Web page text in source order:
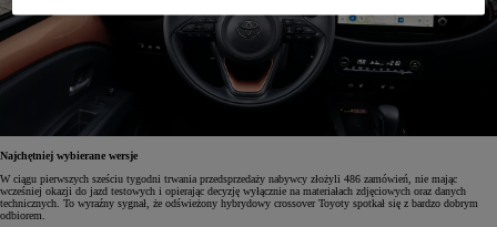
Najchętniej wybierane wersje
W ciągu pierwszych sześciu tygodni trwania przedsprzedaży nabywcy złożyli 486 zamówień, nie mając
wcześniej okazji do jazd testowych i opierając decyzję wyłącznie na materiałach zdjęciowych oraz danych
technicznych. To wyraźny sygnał, że odświeżony hybrydowy crossover Toyoty spotkał się z bardzo dobrym
odbiorem.